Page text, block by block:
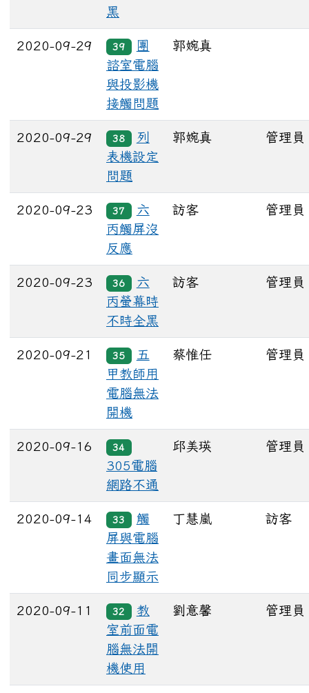
黑
2020-09-29 39
團
諮室電腦
與投影機
接觸問題
郭婉真
2020-09-29 38
列
表機設定
問題
郭婉真 管理員
2020-09-23 37
六
丙觸屏沒
反應
訪客 管理員
2020-09-23 36
六
丙螢幕時
不時全黑
訪客 管理員
2020-09-21 35
五
甲教師用
電腦無法
開機
蔡惟任 管理員
2020-09-16 34
305電腦
網路不通
邱美瑛 管理員
2020-09-14 33
觸
屏與電腦
畫面無法
同步顯示
丁慧嵐 訪客
2020-09-11 32
教
室前面電
腦無法開
機使用
劉意馨 管理員